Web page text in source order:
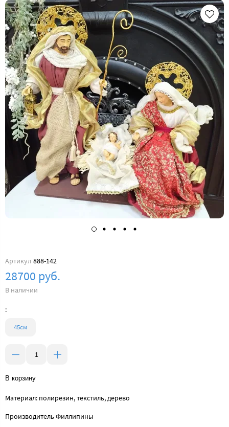
Артикул 888-142
28700 руб.
В наличии
:
45см
В корзину
Материал: полирезин, текстиль, дерево
Производитель Филлипины